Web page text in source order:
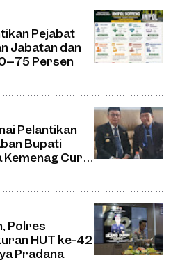
Pejabat
Jabatan dan
Persen
Pelantikan
Bupati
Kemenag Curi
Polres
HUT ke-42
Pradana